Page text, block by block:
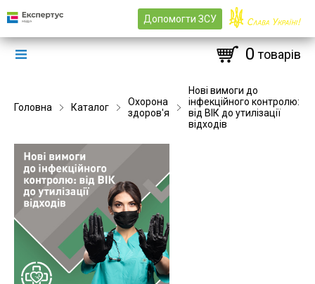
Допомогти ЗСУ
0 товарів
Головна Каталог
Охорона
здоров'я
Нові вимоги до
інфекційного контролю:
від ВІК до утилізації
відходів